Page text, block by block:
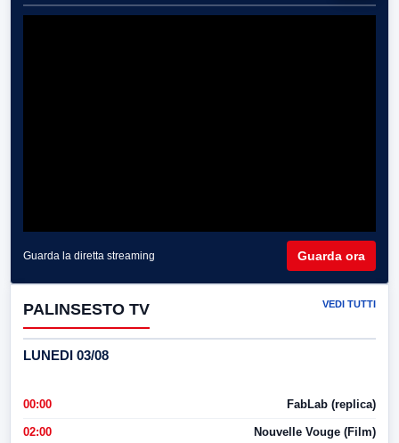
Guarda la diretta streaming Guarda ora
PALINSESTO TV VEDI TUTTI
LUNEDI 03/08
00:00 FabLab (replica)
02:00 Nouvelle Vouge (Film)